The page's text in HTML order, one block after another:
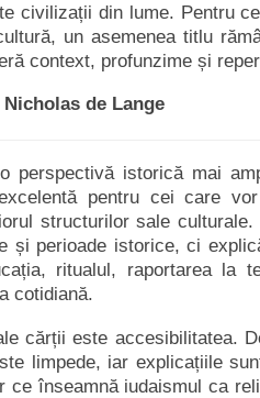
civilizații din lume. Pentru
un asemenea titlu
context, profunzime și
de Lange
perspectivă istorică mai
pentru cei care
structurilor sale culturale.
și perioade istorice, ci
ritualul, raportarea la
cotidiană.
cărții este accesibilitatea.
limpede, iar explicațiile
ce înseamnă iudaismul ca